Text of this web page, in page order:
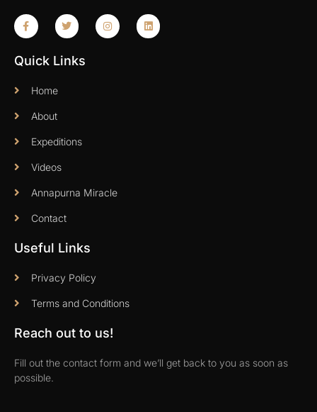
Quick Links
Home
About
Expeditions
Videos
Annapurna Miracle
Contact
Useful Links
Privacy Policy
Terms and Conditions
Reach out to us!
Fill out the contact form and we’ll get back to you as soon as
possible.